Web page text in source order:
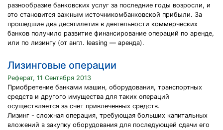
разнообразие банковских услуг за последние годы возросли, и
это становится важным источникомбанковской прибыли. За
прошедшие два десятилетия в деятельности коммерческих
банков получило развитие финансирование операций по аренде,
или по лизингу (от англ. leasing — аренда).
Лизинговые операции
Реферат, 11 Сентября 2013
Приобретение банками машин, оборудования, транспортных
средств и другого имущества для таких операций
осуществляется за счет привлеченных средств.
Лизинг - сложная операция, требующая больших капитальных
вложений в закупку оборудования для последующей сдачи его